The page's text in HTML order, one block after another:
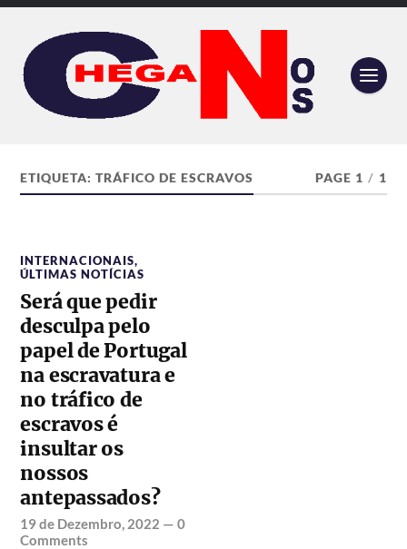
ETIQUETA:TRÁFICO DE ESCRAVOS PAGE 1 / 1
INTERNACIONAIS,
ÚLTIMAS NOTÍCIAS
Será que pedir
desculpa pelo
papel de Portugal
na escravatura e
no tráfico de
escravos é
insultar os
nossos
antepassados?
19 de Dezembro, 2022 —0
Comments